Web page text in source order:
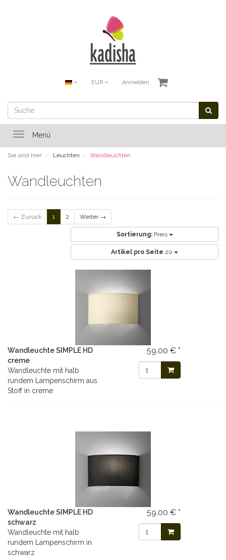
EUR Anmelden
ToggleMenü
Sie sind hier: Leuchten Wandleuchten
Wandleuchten
← Zurück 1 2 Weiter →
Sortierung: Preis
Artikel pro Seite 20
Wandleuchte SIMPLE HD
creme
Wandleuchte mit halb
rundem Lampenschirm aus
Stoff in creme
59,00 € *
Wandleuchte SIMPLE HD
schwarz
Wandleuchte mit halb
rundem Lampenschirm in
schwarz
59,00 € *